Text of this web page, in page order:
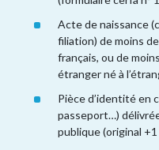
Acte de naissance
filiation) de moins
français, ou de
étranger né à
Pièce d’identité en
passeport…)
publique (original